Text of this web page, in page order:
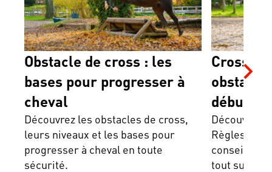
Obstacle de cross : les
bases pour progresser à
cheval
Découvrez les obstacles de cross,
leurs niveaux et les bases pour
progresser à cheval en toute
sécurité.
Cross
débuter
Découvrez
Règles du
conseils
tout sur